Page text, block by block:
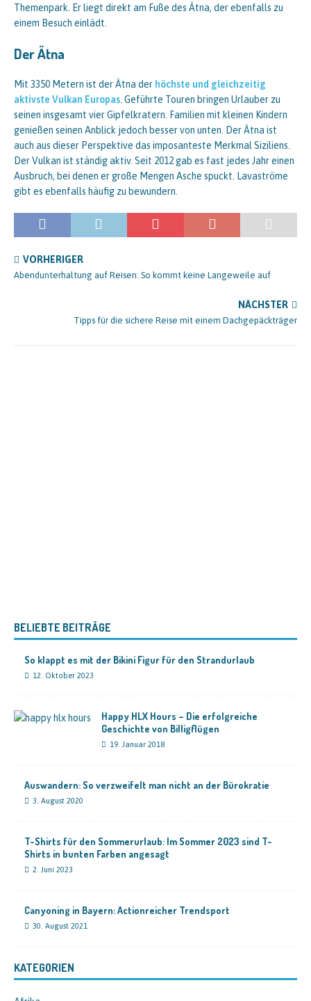
Themenpark. Er liegt direkt am Fuße des Ätna, der ebenfalls zu
einem Besuch einlädt.
Der Ätna
Mit 3350 Metern ist der Ätna der höchste und gleichzeitig
aktivste Vulkan Europas . Geführte Touren bringen Urlauber zu
seinen insgesamt vier Gipfelkratern. Familien mit kleinen Kindern
genießen seinen Anblick jedoch besser von unten. Der Ätna ist
auch aus dieser Perspektive das imposanteste Merkmal Siziliens.
Der Vulkan ist ständig aktiv. Seit 2012 gab es fast jedes Jahr einen
Ausbruch, bei denen er große Mengen Asche spuckt. Lavaströme
gibt es ebenfalls häufig zu bewundern.
VORHERIGER
Abendunterhaltung auf Reisen: So kommt keine Langeweile auf
NÄCHSTER
Tipps für die sichere Reise mit einem Dachgepäckträger
BELIEBTE BEITRÄGE
So klappt es mit der Bikini Figur für den Strandurlaub
12. Oktober 2023
Happy HLX Hours – Die erfolgreiche
Geschichte von Billigflügen
19. Januar 2018
Auswandern: So verzweifelt man nicht an der Bürokratie
3. August 2020
T-Shirts für den Sommerurlaub: Im Sommer 2023 sind T-
Shirts in bunten Farben angesagt
2. Juni 2023
Canyoning in Bayern: Actionreicher Trendsport
30. August 2021
KATEGORIEN